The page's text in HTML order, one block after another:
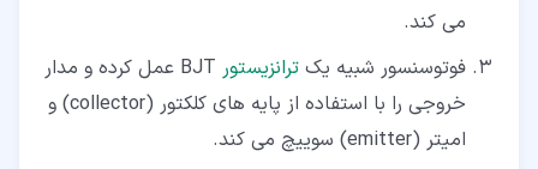
می کند.
فوتوسنسور شبیه یک ترانزیستور
BJT عمل کرده و مدار
خروجی را با استفاده از پایه های کلکتور (collector) و
امیتر (emitter) سوییچ می کند.